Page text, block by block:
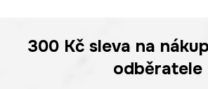
300 Kč sleva na
odběratele